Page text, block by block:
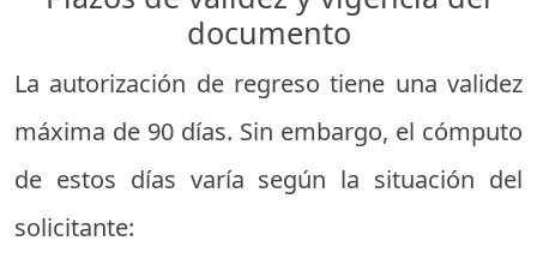
documento
La autorización de regreso tiene una validez
máxima de 90 días. Sin embargo, el cómputo
de estos días varía según la situación del
solicitante: